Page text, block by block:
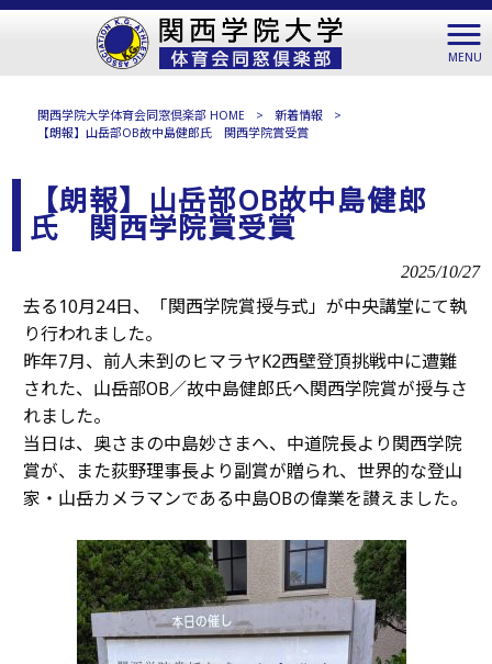
MENU
関西学院大学体育会同窓倶楽部 HOME > 新着情報
>
【朗報】山岳部OB故中島健郎氏 関西学院賞受賞
【朗報】山岳部OB故中島健郎
氏 関西学院賞受賞
2025/10/27
去る10月24日、「関西学院賞授与式」が中央講堂にて執
り行われました。
昨年7月、前人未到のヒマラヤK2西壁登頂挑戦中に遭難
された、山岳部OB／故中島健郎氏へ関西学院賞が授与さ
れました。
当日は、奥さまの中島妙さまへ、中道院長より関西学院
賞が、また荻野理事長より副賞が贈られ、世界的な登山
家・山岳カメラマンである中島OBの偉業を讃えました。